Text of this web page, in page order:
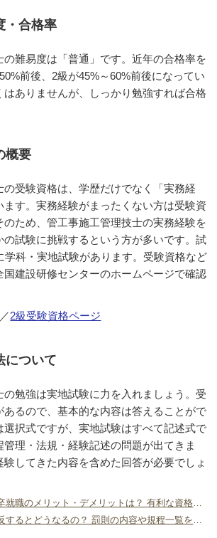
・合格率
の難易度は「普通」です。近年の合格率を
前後、2級が45%～60%前後になってい
はありませんが、しっかり勉強すれば合格
概要
の受験資格は、学歴だけでなく「実務経
ます。実務経験がまったくない方は受験資
のため、管工事施工管理技士の実務経験を
の試験に挑戦するという方が多いです。試
学科・実地試験があります。受験資格など
国建設研修センターのホームページで確認
／2級受験資格ページ
について
の勉強は実地試験に力を入れましょう。受
あるので、基本的な内容は答えることがで
選択式ですが、実地試験はすべて記述式で
理・法規・経験記述の問題が出てきま
してきた内容を含めた回答が必要でしょ